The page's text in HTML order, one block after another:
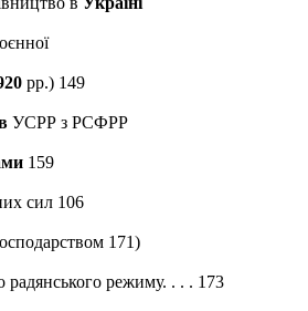
рр.) 149
УСРР з РСФРР
159
сил 106
171)
радянського режиму. . . . 173